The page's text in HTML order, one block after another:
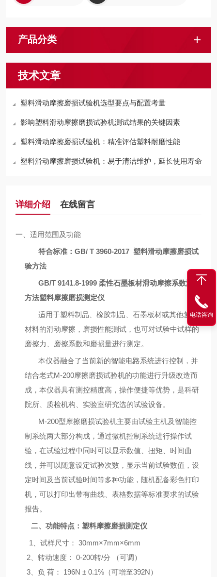
产品分类
技术文章
塑料滑动摩擦磨损试验机选型要点与配置考量
影响塑料滑动摩擦磨损试验机测试结果的关键因素
塑料滑动摩擦磨损试验机：精准评估塑料耐磨性能
塑料滑动摩擦磨损试验机：易于清洁维护，延长使用寿命
详细介绍 在线留言
一、适用范围及功能
符合标准： GB/ T 3960-2017 塑料滑动摩擦磨损试
验方法
GB/T 9141.8-1999 柔性石墨板材滑动摩擦系数测试
方法塑料摩擦磨损测定仪
适用于塑料制品、橡胶制品、石墨板材或其他复合
材料的滑动摩擦，磨损性能测试，也可对试验中试样的
磨擦力、磨擦系数和磨损量进行测定。
本仪器融合了当前新的智能电路系统进行控制，并
结合老式M-200摩擦磨损试验机的功能进行升级改造而
成，本仪器具有测控精度高，操作便捷等优势，是科研
院所、质检机构、实验室研究选的试验设备。
M-200型摩擦磨损试验机主要由试验主机及智能控
制系统两大部分构成，通过微机控制系统进行操作试
验，在试验过程中同时可以显示数值、扭矩、时间曲
线，并可以随意设定试验次数，显示当前试验数值，设
定时间及当前试验时间等多种功能，随机配备彩色打印
机，可以打印出带有曲线、表格数据等标准要求的试验
报告。
二、功能特点：塑料摩擦磨损测定仪
1、试样尺寸： 30mm×7mm×6mm
2、转动速度： 0-200转/分 （可调）
3、负 荷： 196N ± 0.1%（可增至392N）
电话咨询